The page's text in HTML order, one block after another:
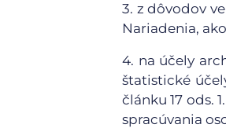
3. z dôvodov
Nariadenia,
4. na účely
štatistické
článku 17 ods.
spracúvania